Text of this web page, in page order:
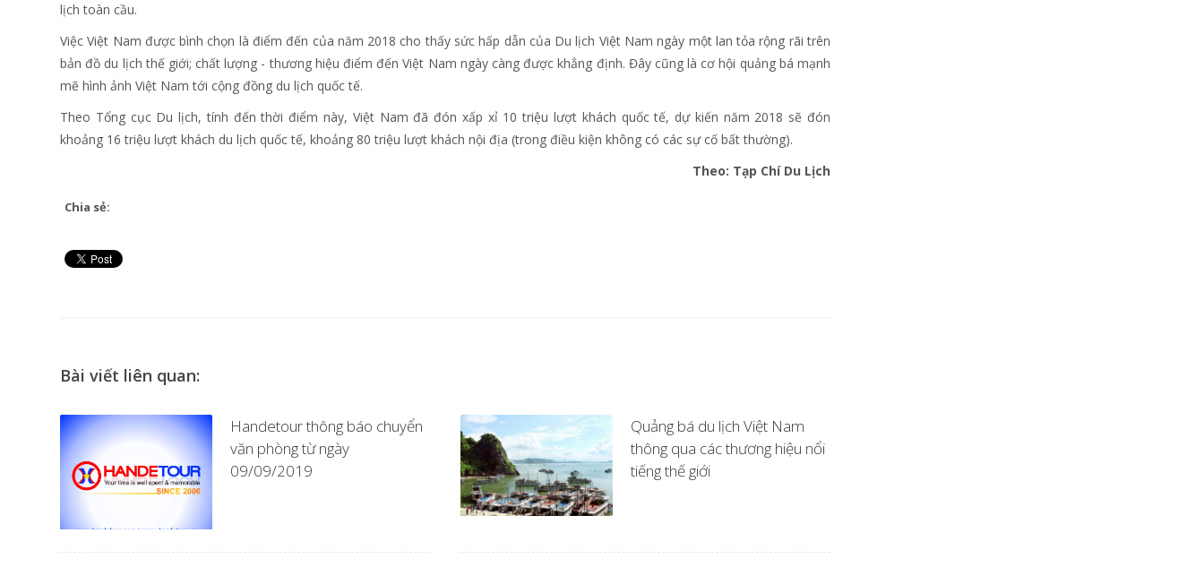
lịch toàn cầu.
Việc Việt Nam được bình chọn là điểm đến của năm 2018 cho thấy sức hấp dẫn của Du lịch Việt Nam ngày một lan tỏa rộng rãi trên
bản đồ du lịch thế giới; chất lượng - thương hiệu điểm đến Việt Nam ngày càng được khẳng định. Đây cũng là cơ hội quảng bá mạnh
mẽ hình ảnh Việt Nam tới cộng đồng du lịch quốc tế.
Theo Tổng cục Du lịch, tính đến thời điểm này, Việt Nam đã đón xấp xỉ 10 triệu lượt khách quốc tế, dự kiến năm 2018 sẽ đón
khoảng 16 triệu lượt khách du lịch quốc tế, khoảng 80 triệu lượt khách nội địa (trong điều kiện không có các sự cố bất thường).
Theo: Tạp Chí Du Lịch
Chia sẻ:
Bài viết liên quan:
Handetour thông báo chuyển
văn phòng từ ngày
09/09/2019
Quảng bá du lịch Việt Nam
thông qua các thương hiệu nổi
tiếng thế giới